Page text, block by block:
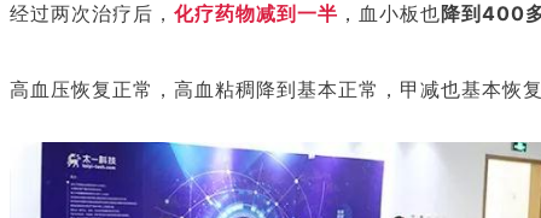
经过两次治疗后， 化疗药物减到一半 ， 血小板也降到400
高血压恢复正常，高血粘稠降到基本正常，甲减也基本恢